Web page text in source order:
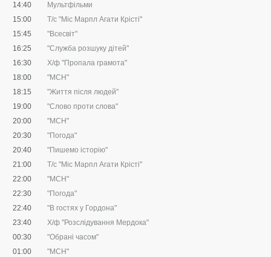
14:40
Мультфільми
15:00
Т/с "Міс Марпл Агати Крісті"
15:45
"Всесвіт"
16:25
"Служба розшуку дітей"
16:30
Х/ф "Пропала грамота"
18:00
"МСН"
18:15
"Життя після людей"
19:00
"Слово проти слова"
20:00
"МСН"
20:30
"Погода"
20:40
"Пишемо історію"
21:00
Т/с "Міс Марпл Агати Крісті"
22:00
"МСН"
22:30
"Погода"
22:40
"В гостях у Гордона"
23:40
Х/ф "Розслідування Мердока"
00:30
"Обрані часом"
01:00
"МСН"